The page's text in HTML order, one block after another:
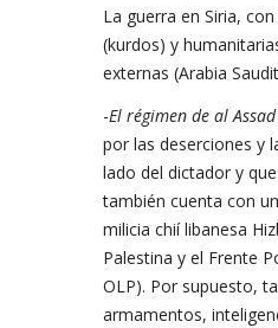
La guerra en Siria,
(kurdos) y
externas (Arabia
-El régimen de al Assad
por las deserciones y
lado del dictador y
también cuenta con
milicia chií libanesa
Palestina y el Frente
OLP). Por supuesto,
armamentos,